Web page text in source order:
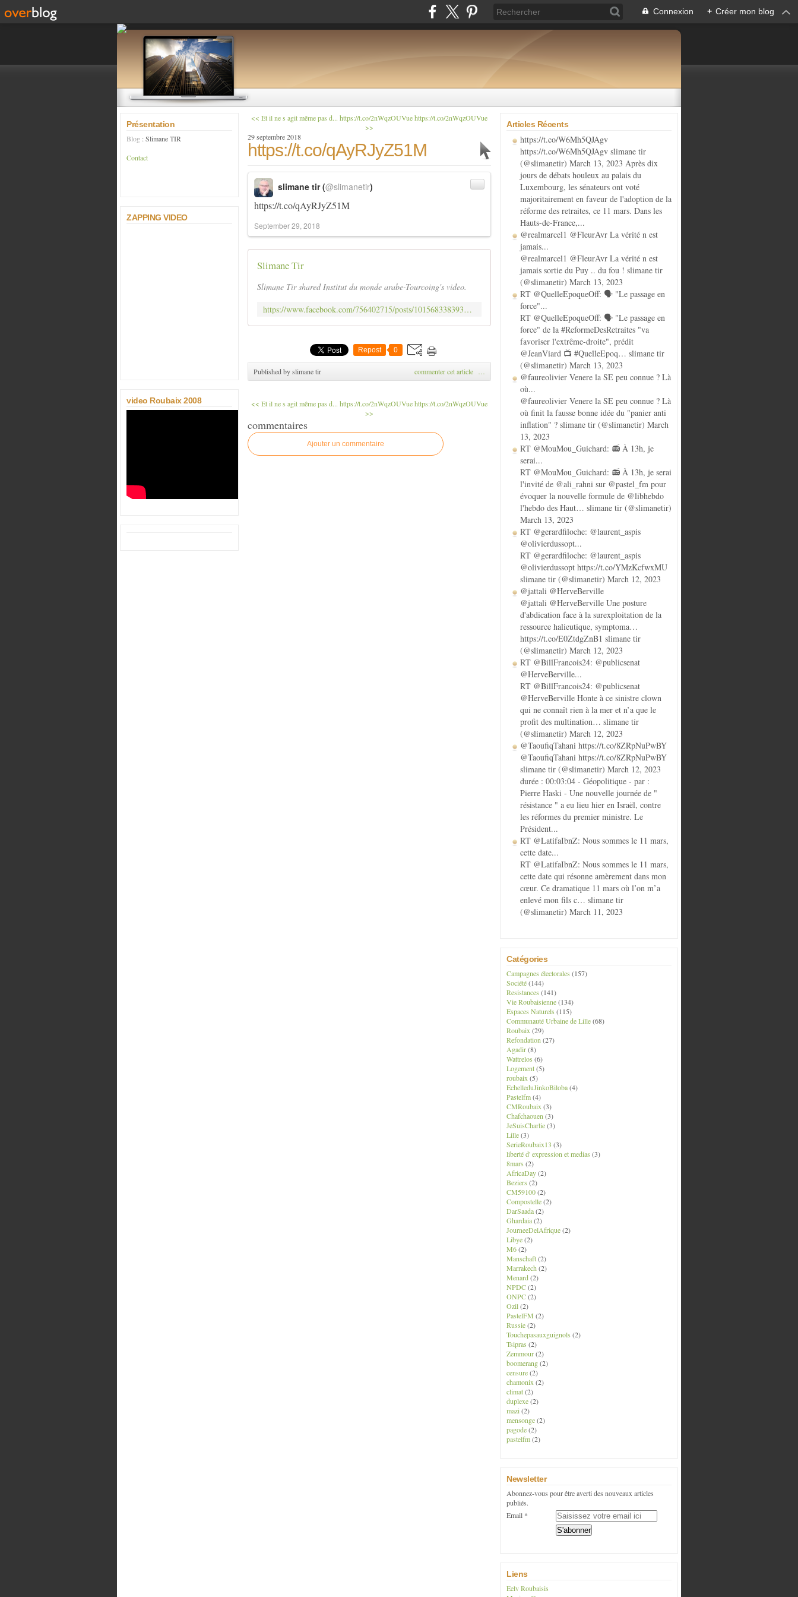
Connexion + Créer mon blog
Présentation
Blog : Slimane TIR
Contact
ZAPPING VIDEO
video Roubaix 2008
<< Et il ne s agit même pas d... https://t.co/2nWqzOUVue https://t.co/2nWqzOUVue
>>
29 septembre 2018
https://t.co/qAyRJyZ51M
https://t.co/qAyRJyZ51M
slimane tir (@slimanetir)
September 29, 2018
Slimane Tir
Slimane Tir shared Institut du monde arabe-Tourcoing's video.
https://www.facebook.com/756402715/posts/10156833839327716/
Repost 0
Published by slimane tir commenter cet article …
<< Et il ne s agit même pas d... https://t.co/2nWqzOUVue https://t.co/2nWqzOUVue
>>
commentaires
Ajouter un commentaire
Articles Récents
https://t.co/W6Mh5QJAgv
https://t.co/W6Mh5QJAgv slimane tir
(@slimanetir) March 13, 2023 Après dix
jours de débats houleux au palais du
Luxembourg, les sénateurs ont voté
majoritairement en faveur de l'adoption de la
réforme des retraites, ce 11 mars. Dans les
Hauts-de-France,...
@realmarcel1 @FleurAvr La vérité n est
jamais...
@realmarcel1 @FleurAvr La vérité n est
jamais sortie du Puy .. du fou ! slimane tir
(@slimanetir) March 13, 2023
RT @QuelleEpoqueOff: 🗣️ "Le passage en
force"...
RT @QuelleEpoqueOff: 🗣️ "Le passage en
force" de la #ReformeDesRetraites "va
favoriser l'extrême-droite", prédit
@JeanViard 📺 #QuelleEpoq… slimane tir
(@slimanetir) March 13, 2023
@faureolivier Venere la SE peu connue ? Là
où...
@faureolivier Venere la SE peu connue ? Là
où finit la fausse bonne idée du "panier anti
inflation" ? slimane tir (@slimanetir) March
13, 2023
RT @MouMou_Guichard: 📻 À 13h, je
serai...
RT @MouMou_Guichard: 📻 À 13h, je serai
l'invité de @ali_rahni sur @pastel_fm pour
évoquer la nouvelle formule de @libhebdo
l'hebdo des Haut… slimane tir (@slimanetir)
March 13, 2023
RT @gerardfiloche: @laurent_aspis
@olivierdussopt...
RT @gerardfiloche: @laurent_aspis
@olivierdussopt https://t.co/YMzKcfwxMU
slimane tir (@slimanetir) March 12, 2023
@jattali @HerveBerville
@jattali @HerveBerville Une posture
d'abdication face à la surexploitation de la
ressource halieutique, symptoma…
https://t.co/E0ZtdgZnB1 slimane tir
(@slimanetir) March 12, 2023
RT @BillFrancois24: @publicsenat
@HerveBerville...
RT @BillFrancois24: @publicsenat
@HerveBerville Honte à ce sinistre clown
qui ne connaît rien à la mer et n’a que le
profit des multination… slimane tir
(@slimanetir) March 12, 2023
@TaoufiqTahani https://t.co/8ZRpNuPwBY
@TaoufiqTahani https://t.co/8ZRpNuPwBY
slimane tir (@slimanetir) March 12, 2023
durée : 00:03:04 - Géopolitique - par :
Pierre Haski - Une nouvelle journée de "
résistance " a eu lieu hier en Israël, contre
les réformes du premier ministre. Le
Président...
RT @LatifaIbnZ: Nous sommes le 11 mars,
cette date...
RT @LatifaIbnZ: Nous sommes le 11 mars,
cette date qui résonne amèrement dans mon
cœur. Ce dramatique 11 mars où l’on m’a
enlevé mon fils c… slimane tir
(@slimanetir) March 11, 2023
Catégories
Campagnes électorales (157)
Société(144)
Resistances (141)
Vie Roubaisienne(134)
Espaces Naturels (115)
Communauté Urbaine de Lille(68)
Roubaix (29)
Refondation (27)
Agadir(8)
Wattrelos (6)
Logement(5)
roubaix (5)
EchelleduJinkoBiloba(4)
Pastelfm(4)
CMRoubaix (3)
Chafchaouen (3)
JeSuisCharlie(3)
Lille(3)
SerieRoubaix13 (3)
liberté d' expression et medias (3)
8mars (2)
AfricaDay(2)
Beziers (2)
CM59100(2)
Compostelle(2)
DarSaada(2)
Ghardaia(2)
JourneeDelAfrique(2)
Libye(2)
M6(2)
Manschaft(2)
Marrakech (2)
Menard(2)
NPDC(2)
ONPC(2)
Ozil(2)
PastelFM (2)
Russie(2)
Touchepasauxguignols (2)
Tsipras (2)
Zemmour(2)
boomerang(2)
censure(2)
chamonix (2)
climat(2)
duplexe(2)
mazi(2)
mensonge(2)
pagode(2)
pastelfm(2)
Newsletter
Abonnez-vous pour être averti des nouveaux articles
publiés.
Email
Liens
Eelv Roubaisis